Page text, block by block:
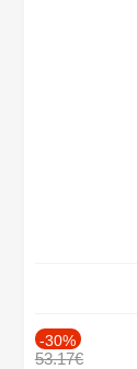
-30%
53.17€